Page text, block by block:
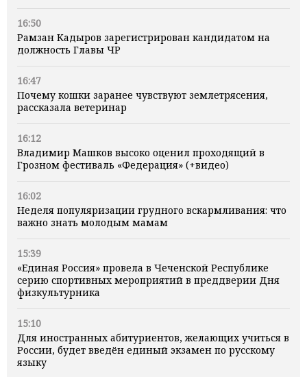
16:50
Рамзан Кадыров зарегистрирован кандидатом на
должность Главы ЧР
16:47
Почему кошки заранее чувствуют землетрясения,
рассказала ветеринар
16:12
Владимир Машков высоко оценил проходящий в
Грозном фестиваль «Федерация» (+видео)
16:02
Неделя популяризации грудного вскармливания: что
важно знать молодым мамам
15:39
«Единая Россия» провела в Чеченской Республике
серию спортивных мероприятий в преддверии Дня
физкультурника
15:10
Для иностранных абитуриентов, желающих учиться в
России, будет введён единый экзамен по русскому
языку